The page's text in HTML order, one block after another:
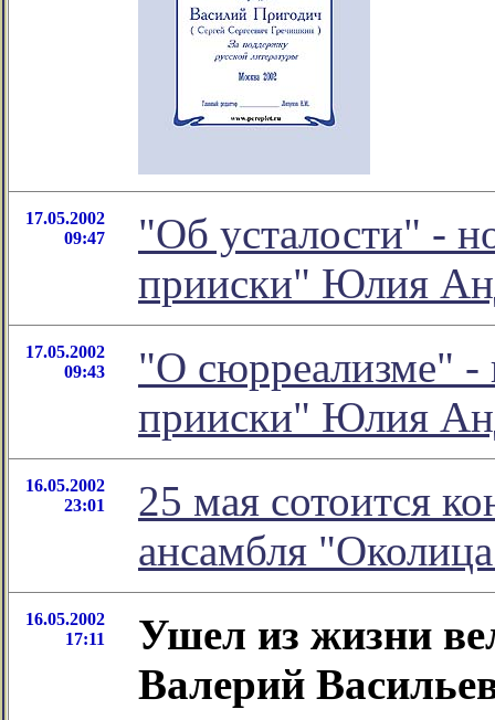
17.05.2002
09:47
"Об усталости" -
прииски" Юлия
17.05.2002
09:43
"О сюрреализме" -
прииски" Юлия
16.05.2002
23:01
25 мая сотоится
ансамбля
16.05.2002
17:11
Ушел из жизни
Валерий